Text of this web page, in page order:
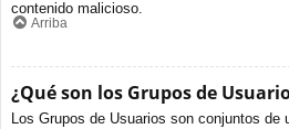
contenido malicioso.
Arriba
¿Qué son los Grupos de
Los Grupos de Usuarios son conjuntos de